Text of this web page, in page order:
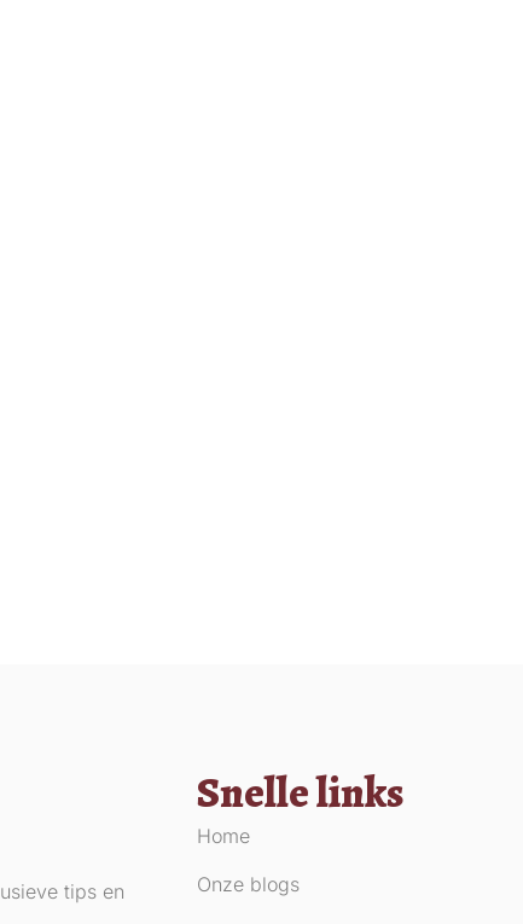
tips en
Snelle links
Home
Onze blogs